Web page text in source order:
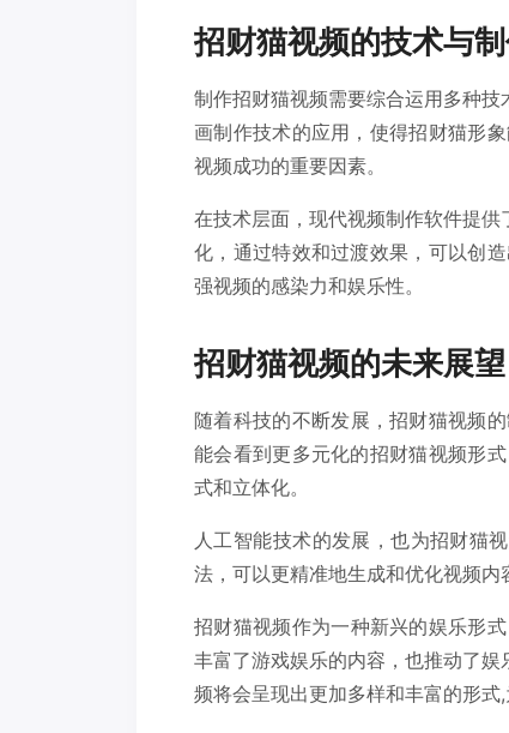
招财猫视频的技术与
制作招财猫视频需要综合运用多种
画制作技术的应用，使得招财猫形
视频成功的重要因素。
在技术层面，现代视频制作软件提
化，通过特效和过渡效果，可以创
强视频的感染力和娱乐性。
招财猫视频的未来展望
随着科技的不断发展，招财猫视频
能会看到更多元化的招财猫视频形
式和立体化。
人工智能技术的发展，也为招财猫
法，可以更精准地生成和优化视频内
招财猫视频作为一种新兴的娱乐形
丰富了游戏娱乐的内容，也推动了
频将会呈现出更加多样和丰富的形式